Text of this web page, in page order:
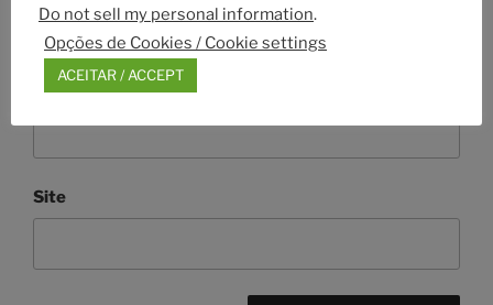
Email*
Site
Do not sell my personal information.
Opções de Cookies / Cookie settings
ACEITAR / ACCEPT